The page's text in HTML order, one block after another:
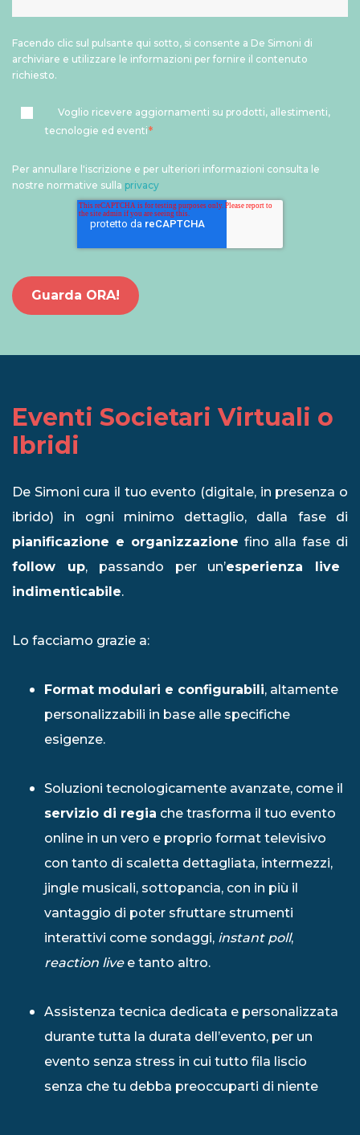
Facendo clic sul pulsante qui sotto, si consente a De Simoni di
archiviare e utilizzare le informazioni per fornire il contenuto
richiesto.
Voglio ricevere aggiornamenti su prodotti, allestimenti,
tecnologie ed eventi*
Per annullare l'iscrizione e per ulteriori informazioni consulta le
nostre normative sulla privacy
Eventi Societari Virtuali o
Ibridi
De Simoni cura il tuo evento (digitale, in presenza o
ibrido) in ogni minimo dettaglio, dalla fase di
pianificazione e organizzazione fino alla fase di
follow up, passando per un’esperienza live
indimenticabile.
Lo facciamo grazie a:
Format modulari e configurabili, altamente
personalizzabili in base alle specifiche
esigenze.
Soluzioni tecnologicamente avanzate, come il
servizio di regia che trasforma il tuo evento
online in un vero e proprio format televisivo
con tanto di scaletta dettagliata, intermezzi,
jingle musicali, sottopancia, con in più il
vantaggio di poter sfruttare strumenti
interattivi come sondaggi, instant poll,
reaction livee tanto altro.
Assistenza tecnica dedicata e personalizzata
durante tutta la durata dell’evento, per un
evento senza stress in cui tutto fila liscio
senza che tu debba preoccuparti di niente